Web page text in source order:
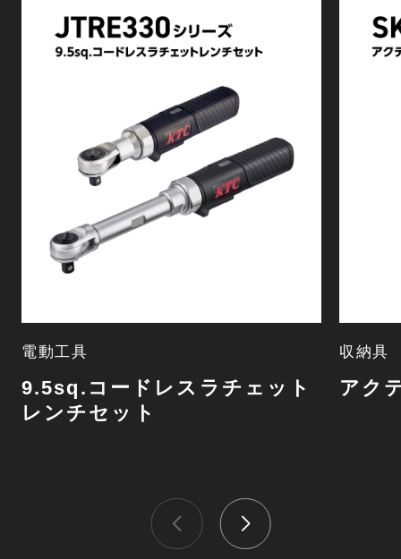
電動工具
9.5sq.コードレスラチェット
レンチセット
収納具
アク